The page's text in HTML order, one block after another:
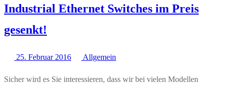
Industrial Ethernet Switches im Preis
gesenkt!
25. Februar 2016 Allgemein
Sicher wird es Sie interessieren, dass wir bei vielen Modellen